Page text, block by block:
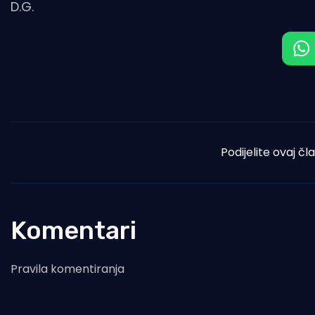
D.G.
Podijelite ovaj
Komentari
Pravila komentiranja